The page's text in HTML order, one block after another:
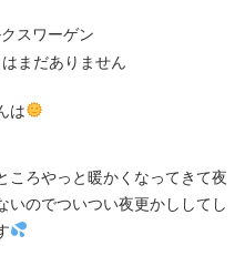
スワーゲン
まだありません
は
ころやっと暖かくなってきて夜
いのでついつい夜更かししてし